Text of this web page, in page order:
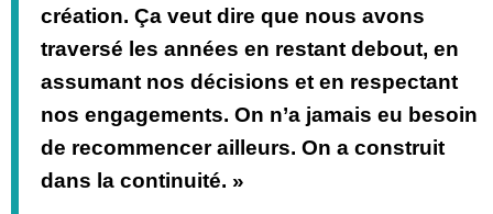
création. Ça veut dire que nous avons
traversé les années en restant debout, en
assumant nos décisions et en respectant
nos engagements. On n’a jamais eu besoin
de recommencer ailleurs. On a construit
dans la continuité. »